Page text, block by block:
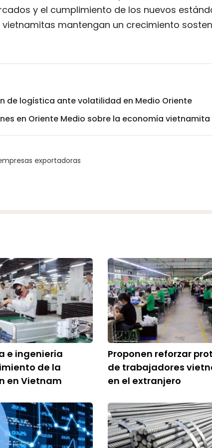
y el cumplimiento de los nuevos
mantengan un crecimiento
de logística ante volatilidad en Medio Oriente
en Oriente Medio sobre la economía vietnamita
exportadoras
e ingeniería
de la
en Vietnam
Proponen reforzar
de trabajadores
en el extranjero